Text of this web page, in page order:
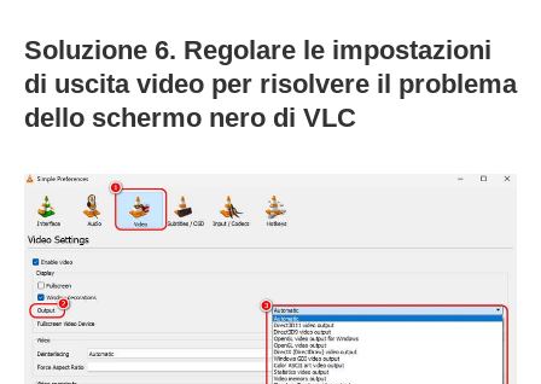
Soluzione 6. Regolare le impostazioni
di uscita video per risolvere il problema
dello schermo nero di VLC